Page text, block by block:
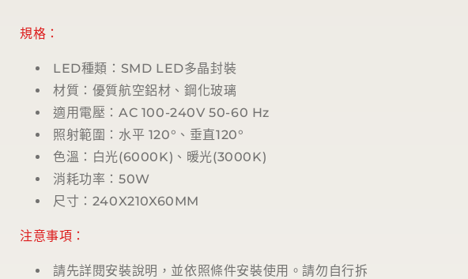
規格：
LED種類：SMD LED多晶封裝
材質：優質航空鋁材、鋼化玻璃
適用電壓：AC 100-240V 50-60 Hz
照射範圍：水平 120°、垂直120°
色溫：白光(6000K)、暖光(3000K)
消耗功率：50W
尺寸：240X210X60MM
注意事項：
請先詳閱安裝說明，並依照條件安裝使用。請勿自行拆